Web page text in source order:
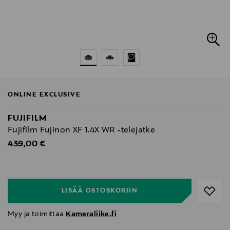
ONLINE EXCLUSIVE
FUJIFILM
Fujifilm Fujinon XF 1.4X WR -telejatke
Original Price
439,00 €
LISÄÄ OSTOSKORIIN
Myy ja toimittaa Kameraliike.fi